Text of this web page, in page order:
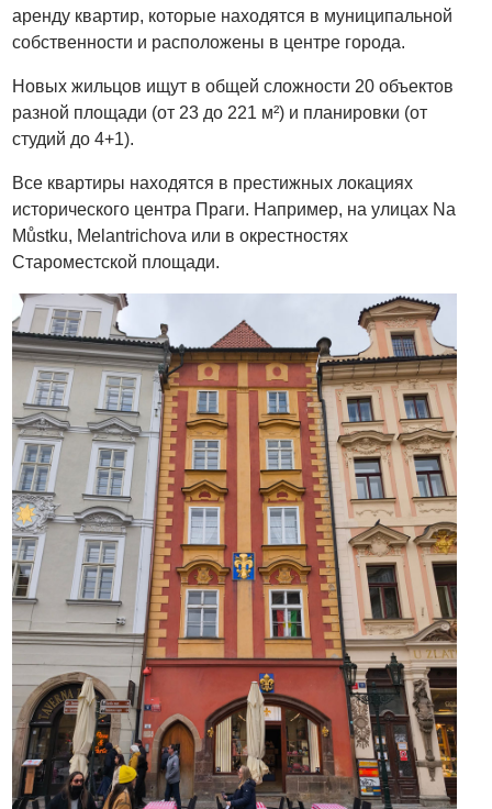
аренду квартир, которые находятся в муниципальной
собственности и расположены в центре города.
Новых жильцов ищут в общей сложности 20 объектов
разной площади (от 23 до 221 м²) и планировки (от
студий до 4+1).
Все квартиры находятся в престижных локациях
исторического центра Праги. Например, на улицах Na
Můstku, Melantrichova или в окрестностях
Староместской площади.